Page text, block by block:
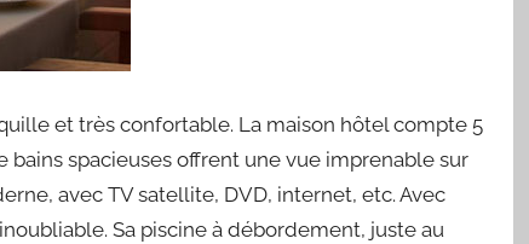
et très confortable. La maison hôtel compte 5
bains spacieuses offrent une vue imprenable sur
avec TV satellite, DVD, internet, etc. Avec
Sa piscine à débordement, juste au